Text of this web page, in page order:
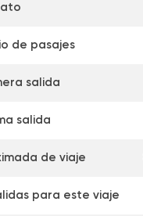
de pasajes
salida
salida
de viaje
para este viaje